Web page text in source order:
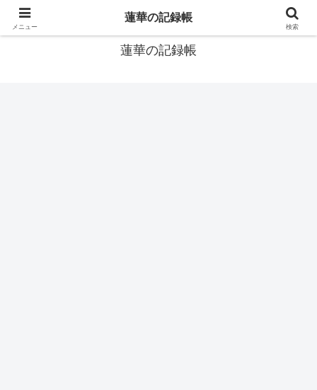
窓際社員の現役SEによるゲーム攻略、IT関連のメモです
蓮華の記録帳
メニュー
蓮華の記録帳
検索